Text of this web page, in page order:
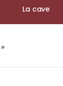
La cave